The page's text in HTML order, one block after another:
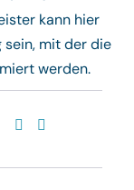
kann hier
sein, mit der die
werden.